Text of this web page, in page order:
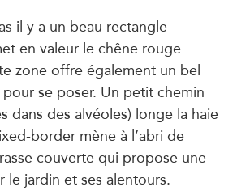
il y a un beau rectangle
en valeur le chêne rouge
zone offre également un bel
se poser. Un petit chemin
dans des alvéoles) longe la haie
border mène à l’abri de
couverte qui propose une
le jardin et ses alentours.